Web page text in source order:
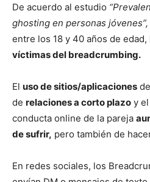
De acuerdo al estudio
ghosting en personas jóvenes”,
entre los 18 y 40 años de edad,
víctimas del breadcrumbing.
El uso de sitios/aplicaciones
de relaciones a corto plazo y
conducta online de la pareja
de sufrir, pero también de
En redes sociales, los